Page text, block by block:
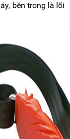
bên trong là lõi